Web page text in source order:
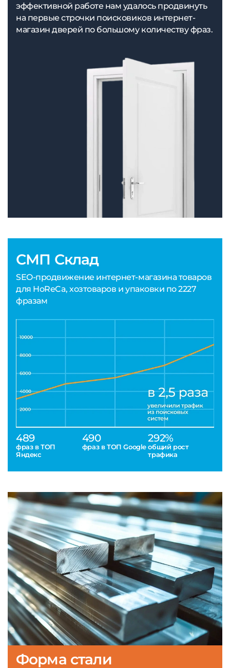
СМП Склад
SEO-продвижение интернет-магазина товаров
для HoReCa, хозтоваров и упаковки по 2227
фразам
489
фраз в ТОП
Яндекс
490
фраз в ТОП Google
292%
общий рост
трафика
эффективной работе нам удалось продвинуть
на первые строчки поисковиков интернет-
магазин дверей по большому количеству фраз.
Форма стали